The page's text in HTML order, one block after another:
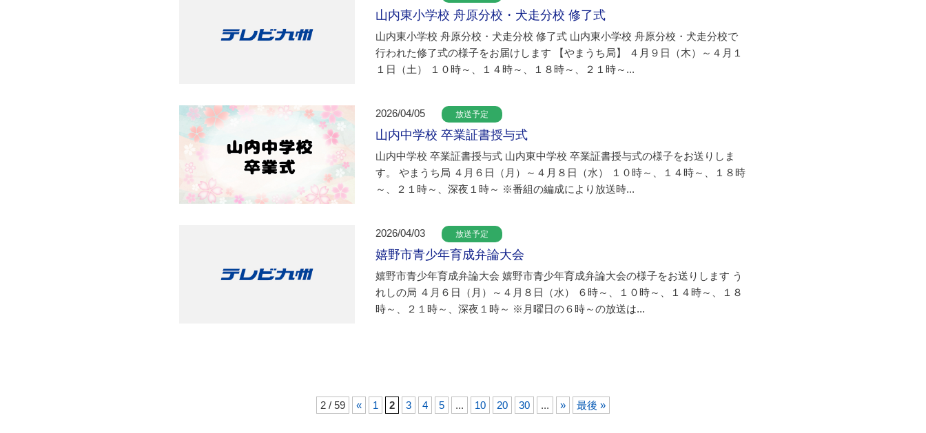
山内東小学校 舟原分校・犬走分校 修了式
山内東小学校 舟原分校・犬走分校 修了式 山内東小学校 舟原分校・犬走分校で
行われた修了式の様子をお届けします 【やまうち局】 ４月９日（木）～４月１
１日（土） １０時～、１４時～、１８時～、２１時～...
2026/04/05 放送予定
山内中学校 卒業証書授与式
山内中学校 卒業証書授与式 山内東中学校 卒業証書授与式の様子をお送りしま
す。 やまうち局 ４月６日（月）～４月８日（水） １０時～、１４時～、１８時
～、２１時～、深夜１時～ ※番組の編成により放送時...
2026/04/03 放送予定
嬉野市青少年育成弁論大会
嬉野市青少年育成弁論大会 嬉野市青少年育成弁論大会の様子をお送りします う
れしの局 ４月６日（月）～４月８日（水） ６時～、１０時～、１４時～、１８
時～、２１時～、深夜１時～ ※月曜日の６時～の放送は...
2 / 59 « 1 2 3 4 5 ... 10 20 30 ... » 最後 »